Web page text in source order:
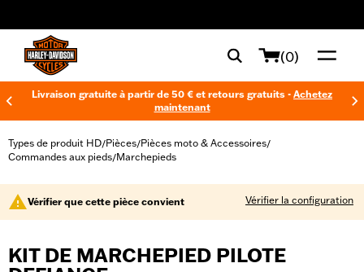
(0)
Livraison gratuite à partir de 50 € et retours gratuits - Achetez
maintenant
Types de produit HD/Pièces/Pièces moto & Accessoires/
Commandes aux pieds/Marchepieds
Vérifier que cette pièce convient Vérifier la configuration
KIT DE MARCHEPIED PILOTE